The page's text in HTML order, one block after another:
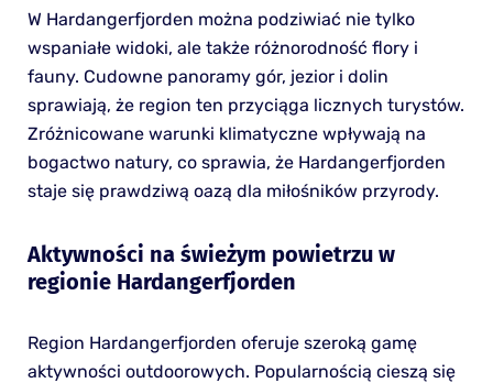
W Hardangerfjorden można podziwiać nie tylko
wspaniałe widoki, ale także różnorodność flory i
fauny. Cudowne panoramy gór, jezior i dolin
sprawiają, że region ten przyciąga licznych turystów.
Zróżnicowane warunki klimatyczne wpływają na
bogactwo natury, co sprawia, że Hardangerfjorden
staje się prawdziwą oazą dla miłośników przyrody.
Aktywności na świeżym powietrzu w
regionie Hardangerfjorden
Region Hardangerfjorden oferuje szeroką gamę
aktywności outdoorowych. Popularnością cieszą się